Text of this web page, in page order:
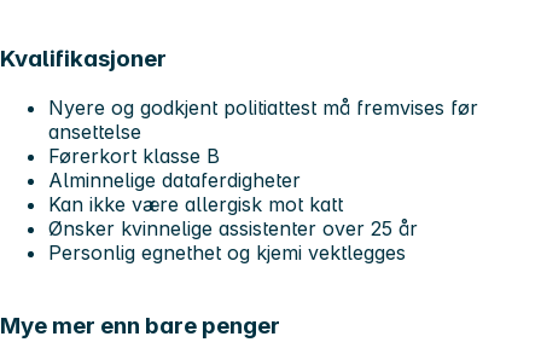
Kvalifikasjoner
Nyere og godkjent politiattest må fremvises før
ansettelse
Førerkort klasse B
Alminnelige dataferdigheter
Kan ikke være allergisk mot katt
Ønsker kvinnelige assistenter over 25 år
Personlig egnethet og kjemi vektlegges
Mye mer enn bare penger